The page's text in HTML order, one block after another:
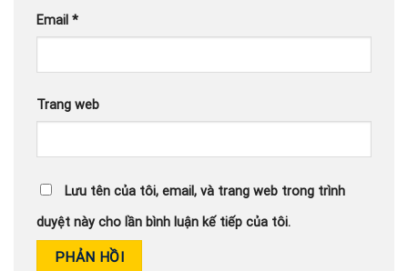
Email *
Trang web
Lưu tên của tôi, email, và trang web trong trình
duyệt này cho lần bình luận kế tiếp của tôi.